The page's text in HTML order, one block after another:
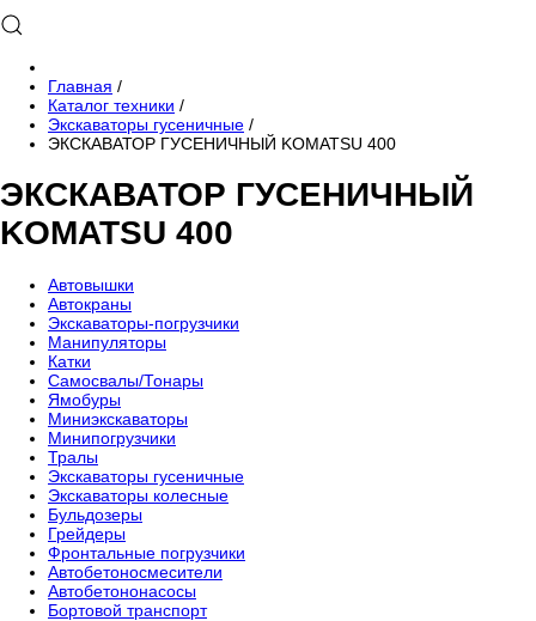
Главная /
Каталог техники /
Экскаваторы гусеничные /
ЭКСКАВАТОР ГУСЕНИЧНЫЙ KOMATSU 400
ЭКСКАВАТОР ГУСЕНИЧНЫЙ
KOMATSU 400
Автовышки
Автокраны
Экскаваторы-погрузчики
Манипуляторы
Катки
Самосвалы/Тонары
Ямобуры
Миниэкскаваторы
Минипогрузчики
Тралы
Экскаваторы гусеничные
Экскаваторы колесные
Бульдозеры
Грейдеры
Фронтальные погрузчики
Автобетоносмесители
Автобетононасосы
Бортовой транспорт